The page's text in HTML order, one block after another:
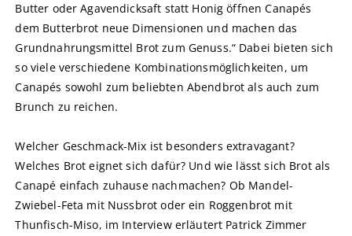
Butter oder Agavendicksaft statt Honig öffnen Canapés
dem Butterbrot neue Dimensionen und machen das
Grundnahrungsmittel Brot zum Genuss.“ Dabei bieten sich
so viele verschiedene Kombinationsmöglichkeiten, um
Canapés sowohl zum beliebten Abendbrot als auch zum
Brunch zu reichen.
Welcher Geschmack-Mix ist besonders extravagant?
Welches Brot eignet sich dafür? Und wie lässt sich Brot als
Canapé einfach zuhause nachmachen? Ob Mandel-
Zwiebel-Feta mit Nussbrot oder ein Roggenbrot mit
Thunfisch-Miso, im Interview erläutert Patrick Zimmer